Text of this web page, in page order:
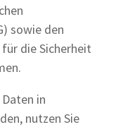
sowie den
die Sicherheit
in
nutzen Sie